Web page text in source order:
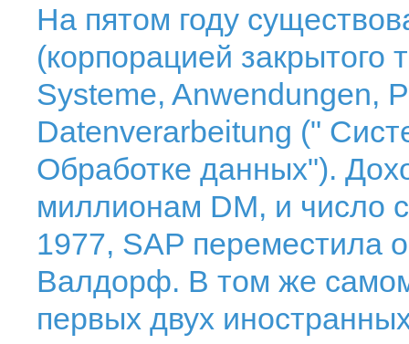
На пятом году
(корпорацией закрытого
Systeme, Anwendungen,
Datenverarbeitung ("
Обработке данных").
миллионам DM, и число
1977, SAP переместила
Валдорф. В том же
первых двух